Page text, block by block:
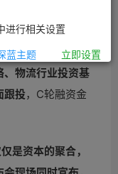
战略合作发布会。
卡行天下已经完
头普洛斯、中国
、物流行业投资基
跟投，C轮融资金
是资本的聚合，
进行相关设置
蓝主题 立即设置